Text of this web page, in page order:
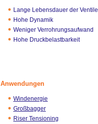
Lange Lebensdauer der Ventile
Hohe Dynamik
Weniger Verrohrungsaufwand
Hohe Druckbelastbarkeit
Anwendungen
Windenergie
Großbagger
Riser Tensioning